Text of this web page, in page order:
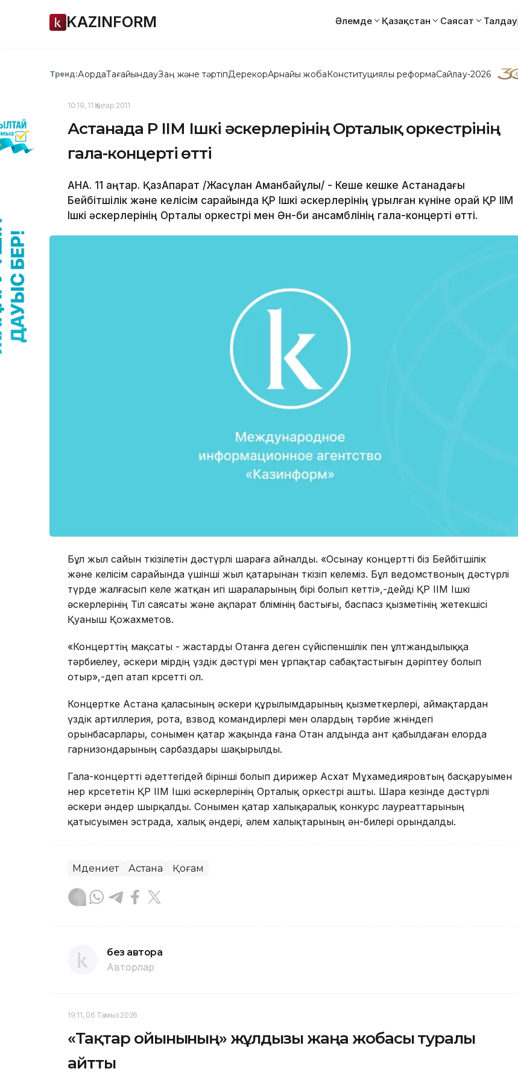
KAZINFORM Әлемде Қазақстан Саясат Талдау
Тренд:АқордаТағайындауЗаң және тәртіпДерекқорАрнайы жобаКонституциялық реформаСайлау-2026
10:19, 11 Қаңтар 2011
Астанада ҚР ІІМ Ішкі әскерлерінің Орталық оркестрінің
гала-концерті өтті
АНА. 11 қаңтар. ҚазАқпарат /Жасұлан Аманбайұлы/ - Кеше кешке Астанадағы
Бейбітшілік және келісім сарайында ҚР Ішкі әскерлерінің құрылған күніне орай ҚР ІІМ
Ішкі әскерлерінің Орталық оркестрі мен Ән-би ансамблінің гала-концерті өтті.
Бұл жыл сайын өткізілетін дәстүрлі шараға айналды. «Осынау концертті біз Бейбітшілік
және келісім сарайында үшінші жыл қатарынан өткізіп келеміз. Бұл ведомствоның дәстүрлі
түрде жалғасып келе жатқан игі шараларының бірі болып кетті»,-дейді ҚР ІІМ Ішкі
әскерлерінің Тіл саясаты және ақпарат бөлімінің бастығы, баспасөз қызметінің жетекшісі
Қуаныш Қожахметов.
«Концерттің мақсаты - жастарды Отанға деген сүйіспеншілік пен ұлтжандылыққа
тәрбиелеу, әскери өмірдің үздік дәстүрі мен ұрпақтар сабақтастығын дәріптеу болып
отыр»,-деп атап көрсетті ол.
Концертке Астана қаласының әскери құрылымдарының қызметкерлері, аймақтардан
үздік артиллерия, рота, взвод командирлері мен олардың тәрбие жөніндегі
орынбасарлары, сонымен қатар жақында ғана Отан алдында ант қабылдаған елорда
гарнизондарының сарбаздары шақырылды.
Гала-концертті әдеттегідей бірінші болып дирижер Асхат Мұхамедияровтың басқаруымен
өнер көрсететін ҚР ІІМ Ішкі әскерлерінің Орталық оркестрі ашты. Шара кезінде дәстүрлі
әскери әндер шырқалды. Сонымен қатар халықаралық конкурс лауреаттарының
қатысуымен эстрада, халық әндері, әлем халықтарының ән-билері орындалды.
Мәдениет Астана Қоғам
без автора
Авторлар
19:11, 06 Тамыз 2026
«Тақтар ойынының» жұлдызы жаңа жобасы туралы
айтты